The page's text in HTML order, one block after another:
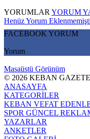
YORUMLAR YORUM
Henüz Yorum
FACEBOOK YORUM
Yorum
Masaüstü Görünüm
© 2026 KEBAN
ANASAYFA
KATEGORİLER
KEBAN VEFAT
SPOR GÜNCEL
YAZARLAR
ANKETLER